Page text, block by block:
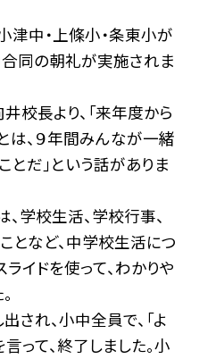
津中・上條小・条東小が
同の朝礼が実施されま
校長より、「来年度から
、９年間みんなが一緒
とだ」という話がありま
学校生活、学校行事、
となど、中学校生活につ
ライドを使って、わかりや
され、小中全員で、「よ
って、終了しました。小